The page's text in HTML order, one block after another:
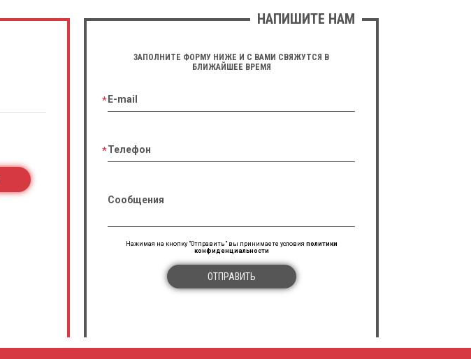
НАПИШИТЕ НАМ
ЗАПОЛНИТЕ ФОРМУ НИЖЕ И С ВАМИ СВЯЖУТСЯ В
БЛИЖАЙШЕЕ ВРЕМЯ
E-mail
Телефон
Сообщения
Нажимая на кнопку "Отправить" вы принимаете условия политики
конфиденциальности
ОТПРАВИТЬ